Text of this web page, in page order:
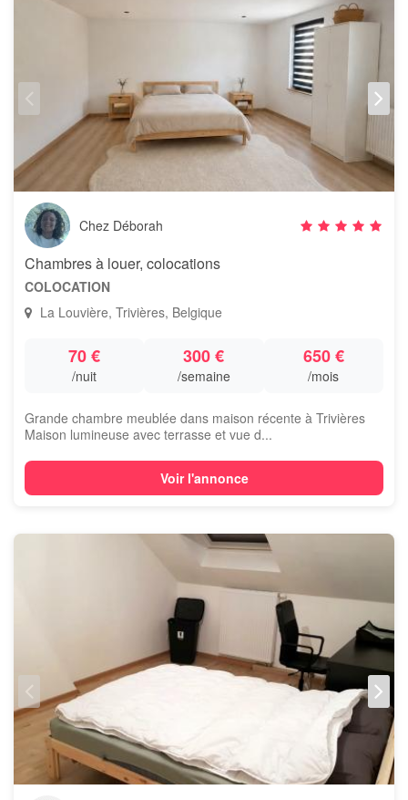
Chez Déborah
Chambres à louer, colocations
COLOCATION
La Louvière, Trivières, Belgique
70 €
/nuit
300 €
/semaine
650 €
/mois
Grande chambre meublée dans maison récente à Trivières
Maison lumineuse avec terrasse et vue d...
Voir l'annonce